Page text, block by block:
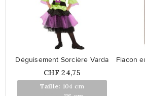
Taille: 104 cm
Déguisement Sorcière Varda
Prix
CHF 24,75